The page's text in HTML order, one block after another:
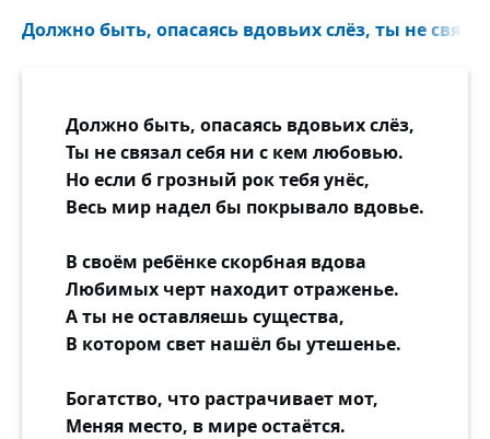
Должно быть, опасаясь вдовьих слёз, ты не
Должно быть, опасаясь вдовьих слёз,
Ты не связал себя ни с кем любовью.
Но если б грозный рок тебя унёс,
Весь мир надел бы покрывало вдовье.
В своём ребёнке скорбная вдова
Любимых черт находит отраженье.
А ты не оставляешь существа,
В котором свет нашёл бы утешенье.
Богатство, что растрачивает мот,
Меняя место, в мире остаётся.